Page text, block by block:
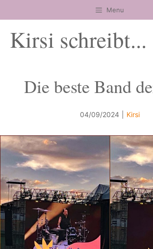
Inhalt
springen
Menu
Kirsi schreibt...
Die beste Band
04/09/2024 Kirsi